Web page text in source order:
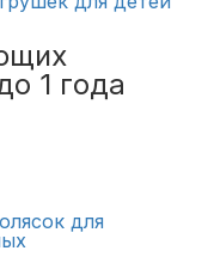
1 года